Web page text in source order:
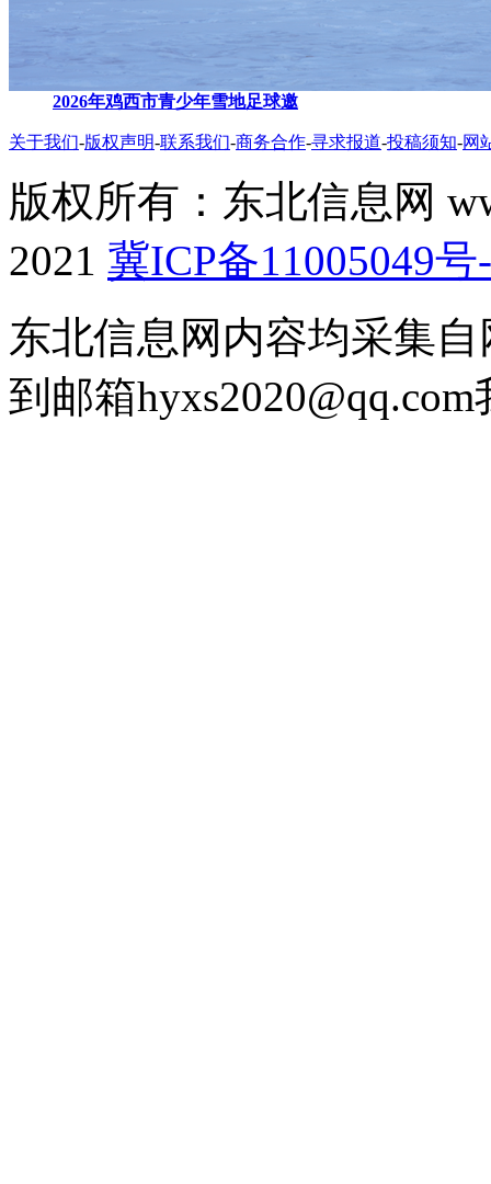
2026年鸡西市青少年雪地足球邀
关于我们-版权声明-联系我们-商务合作-寻求报道-投稿须知-网
版权所有：东北信息网
2021 冀ICP备11005049号
东北信息网内容均采集
到邮箱